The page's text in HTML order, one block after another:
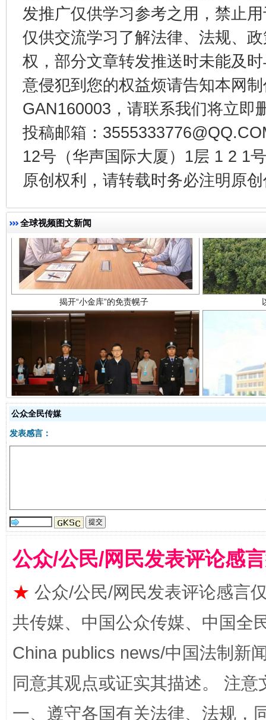
发推广仅供学习参考之用，禁止
仅供交流学习了解法律、法规、
权，部分文章转发推送时未能及
意侵犯到您的权益烦请告知本网
GAN160003，请联系我们将立即
投稿邮箱：
12号（华声国际大厦）1层 1 2 1
原创权利，请转载时务必注明原
全球视频图文新闻
千年窑火 生生不息 一
揭开“小金库”的免责幌子
受贿1.44亿！段成刚被判无期 从幼
全民健身五年计划来了！等你上场
阿坝州三大球赛在茂县开幕
公众全民传媒
发表感言：
公众/公民/网民发表评论感
★ 公众/公民/网民发表评论感言
共传媒、中国公众传媒、中国全
China publics news/中国法制新
同意其观点或证实其描述。 注
一、遵守各国有关法律、法规，